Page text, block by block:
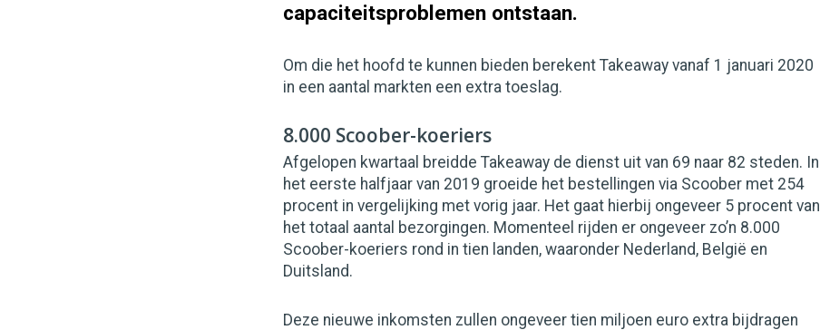
capaciteitsproblemen ontstaan.
Om die het hoofd te kunnen bieden berekent Takeaway vanaf 1 januari 2020
in een aantal markten een extra toeslag.
8.000 Scoober-koeriers
Afgelopen kwartaal breidde Takeaway de dienst uit van 69 naar 82 steden. In
het eerste halfjaar van 2019 groeide het bestellingen via Scoober met 254
procent in vergelijking met vorig jaar. Het gaat hierbij ongeveer 5 procent van
het totaal aantal bezorgingen. Momenteel rijden er ongeveer zo’n 8.000
Scoober-koeriers rond in tien landen, waaronder Nederland, België en
Duitsland.
Deze nieuwe inkomsten zullen ongeveer tien miljoen euro extra bijdragen